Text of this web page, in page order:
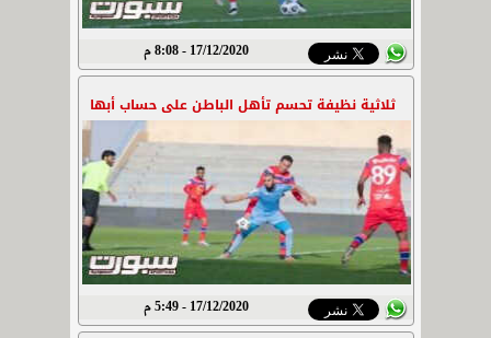
17/12/2020 - 8:08 م
ثلاثية نظيفة تحسم تأهل الباطن على حساب أبها
17/12/2020 - 5:49 م